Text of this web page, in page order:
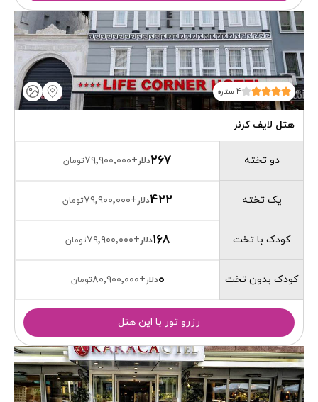
4 ستاره
هتل لایف کرنر
دو تخته
یک تخته
کودک با تخت
کودک بدون تخت
۲۶۷دلار+۷۹٬۹۰۰٬۰۰۰تومان
۴۲۲دلار+۷۹٬۹۰۰٬۰۰۰تومان
۱۶۸دلار+۷۹٬۹۰۰٬۰۰۰تومان
0دلار+۸۰٬۹۰۰٬۰۰۰تومان
رزرو تور با این هتل